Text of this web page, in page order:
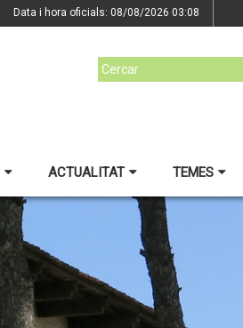
Data i hora oficials: 08/08/2026 03:08
ACTUALITAT TEMES